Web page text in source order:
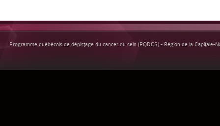
Programme québécois de dépistage du cancer du sein (PQDCS) - Région de la Capitale-